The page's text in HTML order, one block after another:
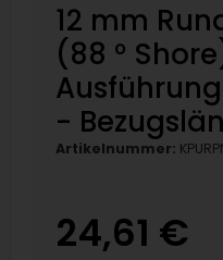
12 mm
(88 °
-
Artikelnummer:
24,61 €